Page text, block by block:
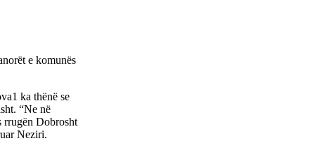
e komunës
ka thënë se
“Ne në
rrugën Dobrosht
Neziri.